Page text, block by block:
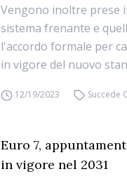
Vengono inoltre prese
sistema frenante e
l'accordo formale per
in vigore del nuovo
12/19/2023 Succede
Euro 7,
in vigore nel 2031